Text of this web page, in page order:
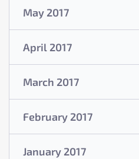
May 2017
April 2017
March 2017
February 2017
January 2017